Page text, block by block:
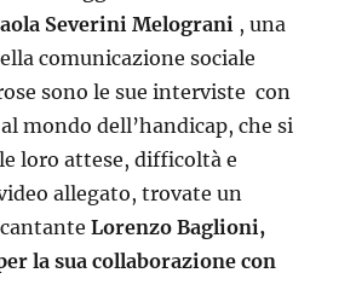
Severini Melograni , una
comunicazione sociale
sono le sue interviste con
mondo dell’handicap, che si
loro attese, difficoltà e
allegato, trovate un
Lorenzo Baglioni,
la sua collaborazione con